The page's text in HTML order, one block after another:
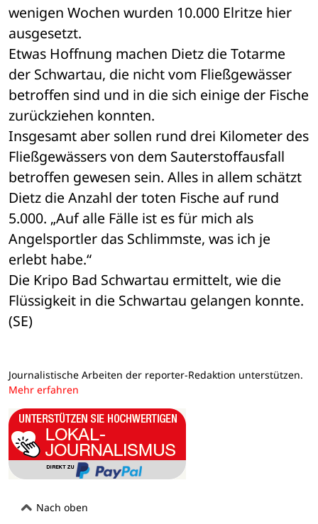
wenigen Wochen wurden 10.000 Elritze hier
ausgesetzt.
Etwas Hoffnung machen Dietz die Totarme
der Schwartau, die nicht vom Fließgewässer
betroffen sind und in die sich einige der Fische
zurückziehen konnten.
Insgesamt aber sollen rund drei Kilometer des
Fließgewässers von dem Sauterstoffausfall
betroffen gewesen sein. Alles in allem schätzt
Dietz die Anzahl der toten Fische auf rund
5.000. „Auf alle Fälle ist es für mich als
Angelsportler das Schlimmste, was ich je
erlebt habe.“
Die Kripo Bad Schwartau ermittelt, wie die
Flüssigkeit in die Schwartau gelangen konnte.
(SE)
Journalistische Arbeiten der reporter-Redaktion unterstützen.
Mehr erfahren
Nach oben